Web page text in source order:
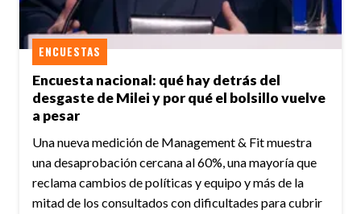
Encuesta nacional: qué hay detrás del
desgaste de Milei y por qué el bolsillo vuelve
a pesar
ENCUESTAS
Una nueva medición de Management & Fit muestra
una desaprobación cercana al 60%, una mayoría que
reclama cambios de políticas y equipo y más de la
mitad de los consultados con dificultades para cubrir